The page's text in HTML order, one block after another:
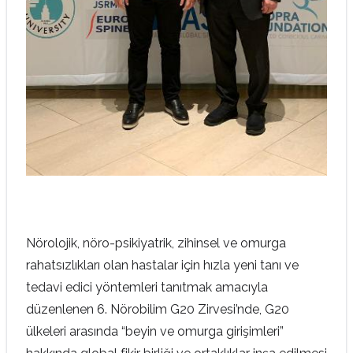
Nörolojik, nöro-psikiyatrik, zihinsel ve omurga
rahatsızlıkları olan hastalar için hızla yeni tanı ve
tedavi edici yöntemleri tanıtmak amacıyla
düzenlenen 6. Nörobilim G20 Zirvesi’nde, G20
ülkeleri arasında “beyin ve omurga girişimleri”